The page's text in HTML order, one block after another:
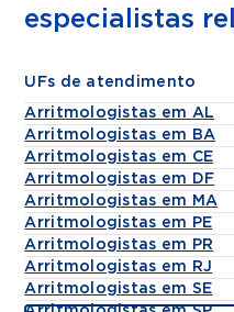
especialistas
UFs de atendimento
Arritmologistas em AL
Arritmologistas em BA
Arritmologistas em CE
Arritmologistas em DF
Arritmologistas em MA
Arritmologistas em PE
Arritmologistas em PR
Arritmologistas em RJ
Arritmologistas em SE